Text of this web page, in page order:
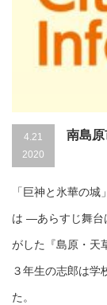
4.21
2020
南島
「巨神と氷華の
は ―あらすじ舞台
がした『島原・天
３年生の志郎は学
た。